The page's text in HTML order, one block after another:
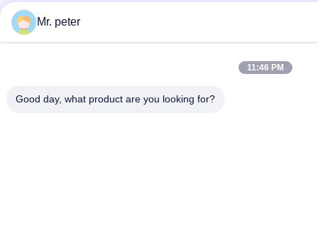
Mr. peter
11:46 PM
Good day, what product are you looking for?